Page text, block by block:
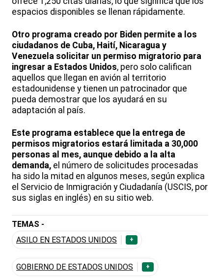
espacios disponibles se llenan rápidamente.
Otro programa creado por Biden permite a los
ciudadanos de Cuba, Haití, Nicaragua y
Venezuela solicitar un permiso migratorio para
ingresar a Estados Unidos, pero solo califican
aquellos que llegan en avión al territorio
estadounidense y tienen un patrocinador que
pueda demostrar que los ayudará en su
adaptación al país.
Este programa establece que la entrega de
permisos migratorios estará limitada a 30,000
personas al mes, aunque debido a la alta
demanda, el número de solicitudes procesadas
ha sido la mitad en algunos meses, según explica
el Servicio de Inmigración y Ciudadanía (USCIS, por
sus siglas en inglés) en su sitio web.
TEMAS -
ASILO EN ESTADOS UNIDOS
+
GOBIERNO DE ESTADOS UNIDOS +